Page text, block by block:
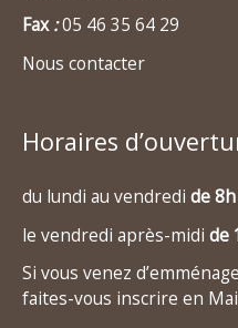
Fax:05 46 35 64 29
Nous contacter
Horaires
du lundi au vendredi de
le vendredi après-midi de
Si vous venez
faites-vous inscrire en